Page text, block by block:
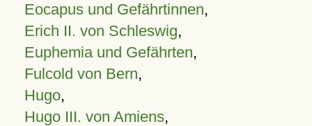
Eocapus und Gefährtinnen,
Erich II. von Schleswig,
Euphemia und Gefährten,
Fulcold von Bern,
Hugo,
Hugo III. von Amiens,